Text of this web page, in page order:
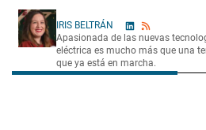
IRIS BELTRÁN
Apasionada de las nuevas
eléctrica es mucho más que una
que ya está en marcha.